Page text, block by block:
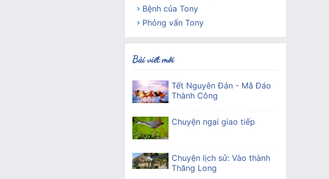
Bệnh của Tony
Phỏng vấn Tony
Bài viết mới
Tết Nguyên Đán - Mã Đáo
Thành Công
Chuyện ngại giao tiếp
Chuyện lịch sử: Vào thành
Thăng Long